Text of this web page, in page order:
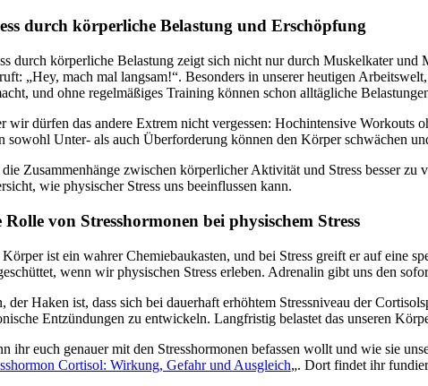
durch körperliche Belastung und Erschöpfung
durch körperliche Belastung zeigt sich nicht nur durch Muskelkater
„Hey, mach mal langsam!“. Besonders in unserer heutigen
und ohne regelmäßiges Training können schon alltägliche
wir dürfen das andere Extrem nicht vergessen: Hochintensive Workouts
sowohl Unter- als auch Überforderung können den Körper schwächen
Zusammenhänge zwischen körperlicher Aktivität und Stress besser zu
wie physischer Stress uns beeinflussen kann.
Rolle von Stresshormonen bei physischem Stress
ist ein wahrer Chemiebaukasten, und bei Stress greift er auf eine
wenn wir physischen Stress erleben. Adrenalin gibt uns den
der Haken ist, dass sich bei dauerhaft erhöhtem Stressniveau der
Entzündungen zu entwickeln. Langfristig belastet das unseren
ihr euch genauer mit den Stresshormonen befassen wollt und wie sie
Cortisol: Wirkung, Gefahr und Ausgleich„. Dort findet ihr